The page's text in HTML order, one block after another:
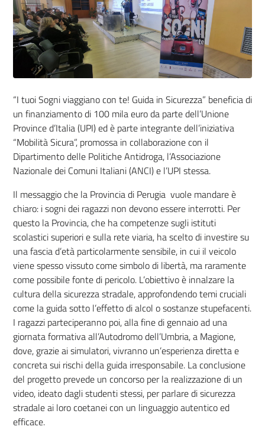
“I tuoi Sogni viaggiano con te! Guida in Sicurezza” beneficia di
un finanziamento di 100 mila euro da parte dell’Unione
Province d’Italia (UPI) ed è parte integrante dell’iniziativa
“Mobilità Sicura”, promossa in collaborazione con il
Dipartimento delle Politiche Antidroga, l’Associazione
Nazionale dei Comuni Italiani (ANCI) e l’UPI stessa.
Il messaggio che la Provincia di Perugia vuole mandare è
chiaro: i sogni dei ragazzi non devono essere interrotti. Per
questo la Provincia, che ha competenze sugli istituti
scolastici superiori e sulla rete viaria, ha scelto di investire su
una fascia d’età particolarmente sensibile, in cui il veicolo
viene spesso vissuto come simbolo di libertà, ma raramente
come possibile fonte di pericolo. L’obiettivo è innalzare la
cultura della sicurezza stradale, approfondendo temi cruciali
come la guida sotto l’effetto di alcol o sostanze stupefacenti.
I ragazzi parteciperanno poi, alla fine di gennaio ad una
giornata formativa all’Autodromo dell’Umbria, a Magione,
dove, grazie ai simulatori, vivranno un’esperienza diretta e
concreta sui rischi della guida irresponsabile. La conclusione
del progetto prevede un concorso per la realizzazione di un
video, ideato dagli studenti stessi, per parlare di sicurezza
stradale ai loro coetanei con un linguaggio autentico ed
efficace.